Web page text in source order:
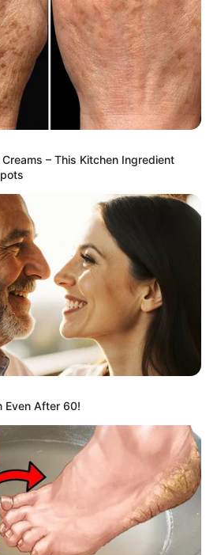
– This Kitchen Ingredient
Even After 60!